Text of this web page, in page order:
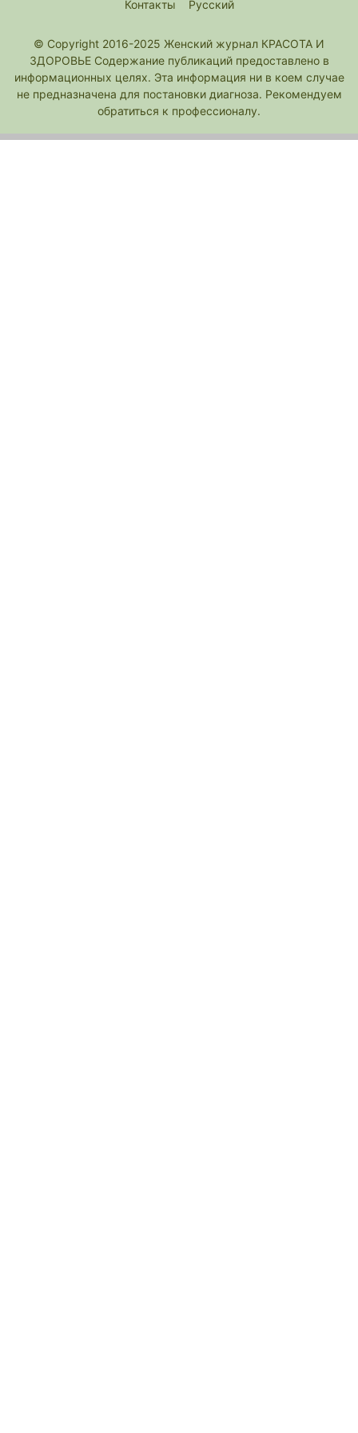
Контакты Русский
© Copyright 2016-2025 Женский журнал КРАСОТА И
ЗДОРОВЬЕ Содержание публикаций предоставлено в
информационных целях. Эта информация ни в коем случае
не предназначена для постановки диагноза. Рекомендуем
обратиться к профессионалу.